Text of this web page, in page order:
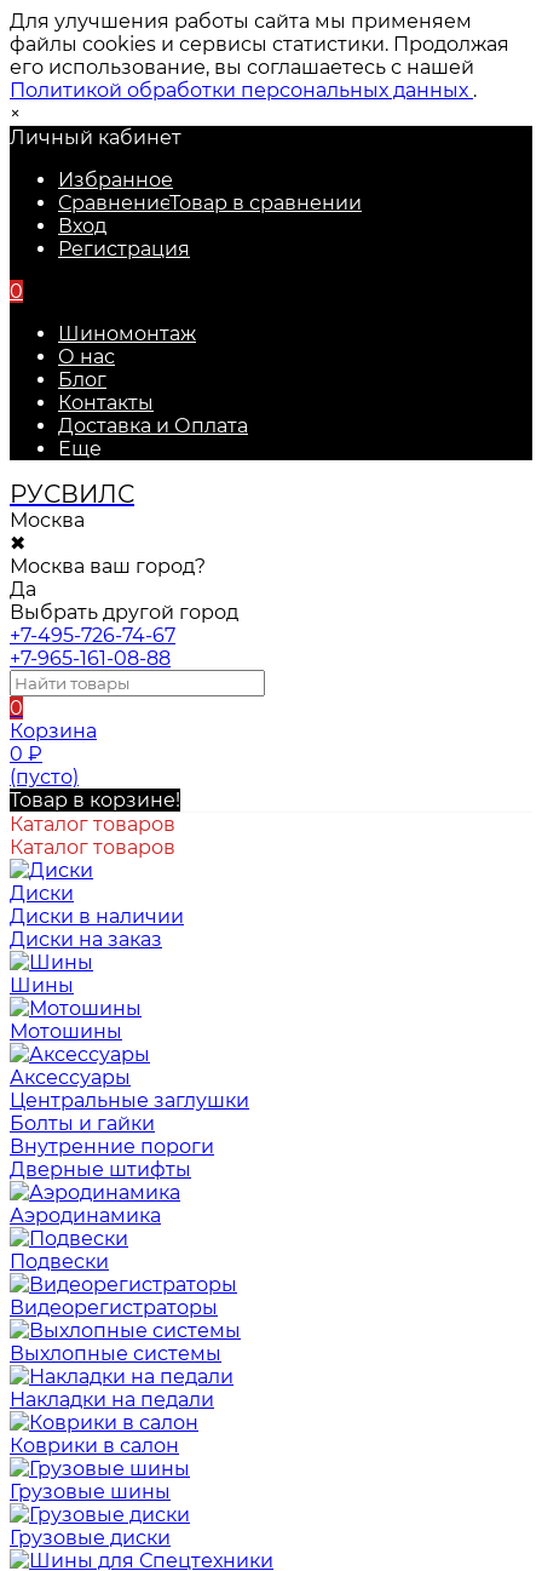
Для улучшения работы сайта мы применяем
файлы cookies и сервисы статистики. Продолжая
его использование, вы соглашаетесь с нашей
Политикой обработки персональных данных .
×
Личный кабинет
Избранное
СравнениеТовар в сравнении
Вход
Регистрация
0
Шиномонтаж
О нас
Блог
Контакты
Доставка и Оплата
Еще
РУСВИЛС
Москва
✖
Москва ваш город?
Да
Выбрать другой город
+7-495-726-74-67
+7-965-161-08-88
0
Корзина
0 ₽
(пусто)
Товар в корзине!
Каталог товаров
Каталог товаров
Диски
Диски в наличии
Диски на заказ
Шины
Мотошины
Аксессуары
Центральные заглушки
Болты и гайки
Внутренние пороги
Дверные штифты
Аэродинамика
Подвески
Видеорегистраторы
Выхлопные системы
Накладки на педали
Коврики в салон
Грузовые шины
Грузовые диски